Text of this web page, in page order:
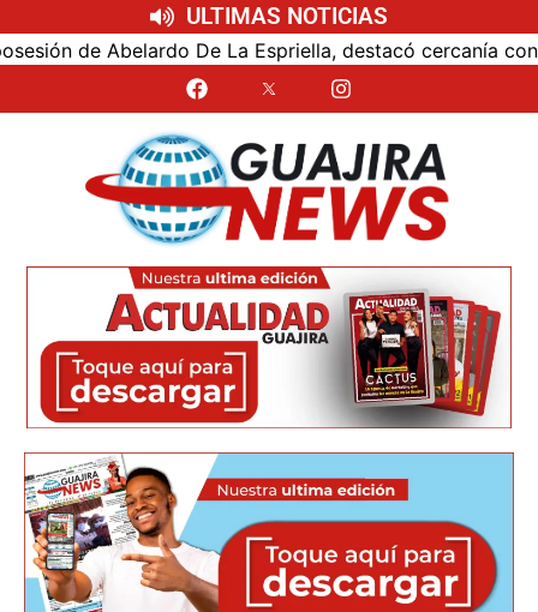
ULTIMAS NOTICIAS
de Abelardo De La Espriella, destacó cercanía con el